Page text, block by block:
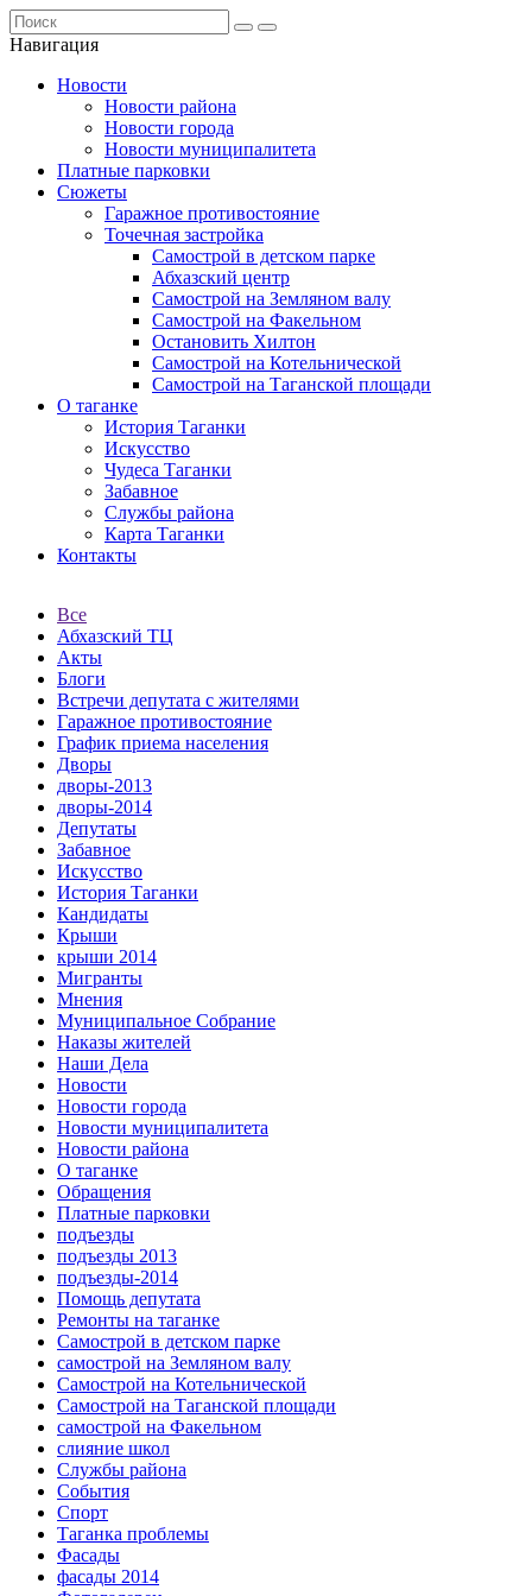
Навигация
Новости
Новости района
Новости города
Новости муниципалитета
Платные парковки
Сюжеты
Гаражное противостояние
Точечная застройка
Самострой в детском парке
Абхазский центр
Самострой на Земляном валу
Самострой на Факельном
Остановить Хилтон
Самострой на Котельнической
Самострой на Таганской площади
О таганке
История Таганки
Искусство
Чудеса Таганки
Забавное
Службы района
Карта Таганки
Контакты
Все
Абхазский ТЦ
Акты
Блоги
Встречи депутата с жителями
Гаражное противостояние
График приема населения
Дворы
дворы-2013
дворы-2014
Депутаты
Забавное
Искусство
История Таганки
Кандидаты
Крыши
крыши 2014
Мигранты
Мнения
Муниципальное Собрание
Наказы жителей
Наши Дела
Новости
Новости города
Новости муниципалитета
Новости района
О таганке
Обращения
Платные парковки
подъезды
подъезды 2013
подъезды-2014
Помощь депутата
Ремонты на таганке
Самострой в детском парке
самострой на Земляном валу
Самострой на Котельнической
Самострой на Таганской площади
самострой на Факельном
слияние школ
Службы района
События
Спорт
Таганка проблемы
Фасады
фасады 2014